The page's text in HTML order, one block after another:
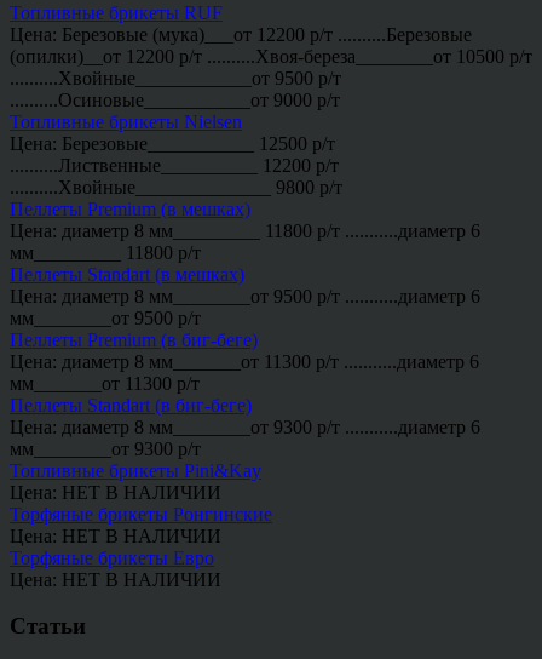
Топливные брикеты RUF
Цена: Березовые (мука)___от 12200 р/т ..........Березовые
(опилки)__от 12200 р/т ..........Хвоя-береза________от 10500 р/т
..........Хвойные____________от 9500 р/т
..........Осиновые___________от 9000 р/т
Топливные брикеты Nielsen
Цена: Березовые___________ 12500 р/т
..........Лиственные__________ 12200 р/т
..........Хвойные______________ 9800 р/т
Пеллеты Premium (в мешках)
Цена: диаметр 8 мм_________ 11800 р/т ...........диаметр 6
мм_________ 11800 р/т
Пеллеты Standart (в мешках)
Цена: диаметр 8 мм________от 9500 р/т ...........диаметр 6
мм________от 9500 р/т
Пеллеты Premium (в биг-беге)
Цена: диаметр 8 мм_______от 11300 р/т ...........диаметр 6
мм_______от 11300 р/т
Пеллеты Standart (в биг-беге)
Цена: диаметр 8 мм________от 9300 р/т ...........диаметр 6
мм________от 9300 р/т
Топливные брикеты Pini&Kay
Цена: НЕТ В НАЛИЧИИ
Торфяные брикеты Ронгинские
Цена: НЕТ В НАЛИЧИИ
Торфяные брикеты Евро
Цена: НЕТ В НАЛИЧИИ
Статьи